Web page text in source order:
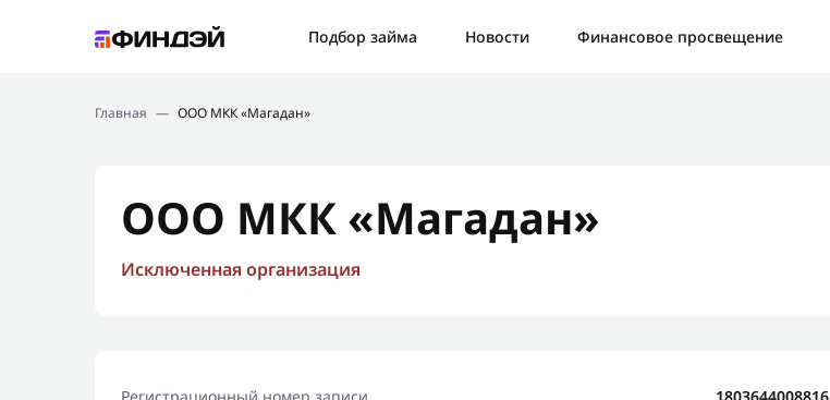
Подбор займа Новости
Финансовое просвещение
Новости
Главная — ООО МКК «Магадан»
ООО МКК «Магадан»
Исключенная организация
Ошибка: Контактная форма не найдена.